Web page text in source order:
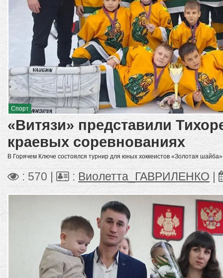
Спорт
«Витязи» представили
краевых соревнованиях
В Горячем Ключе состоялся турнир для юных хоккеистов «Золотая
: 570 | : Виолетта_ГАВРИЛЕНКО|